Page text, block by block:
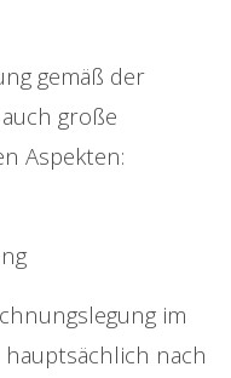
gemäß der
große
Aspekten:
im
nach